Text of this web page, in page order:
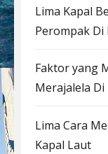
Lima Kapal
Perompak Di
Faktor yang
Merajalela Di
Lima Cara
Kapal Laut